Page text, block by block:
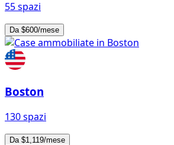
55 spazi
Da $600/mese
Boston
130 spazi
Da $1,119/mese